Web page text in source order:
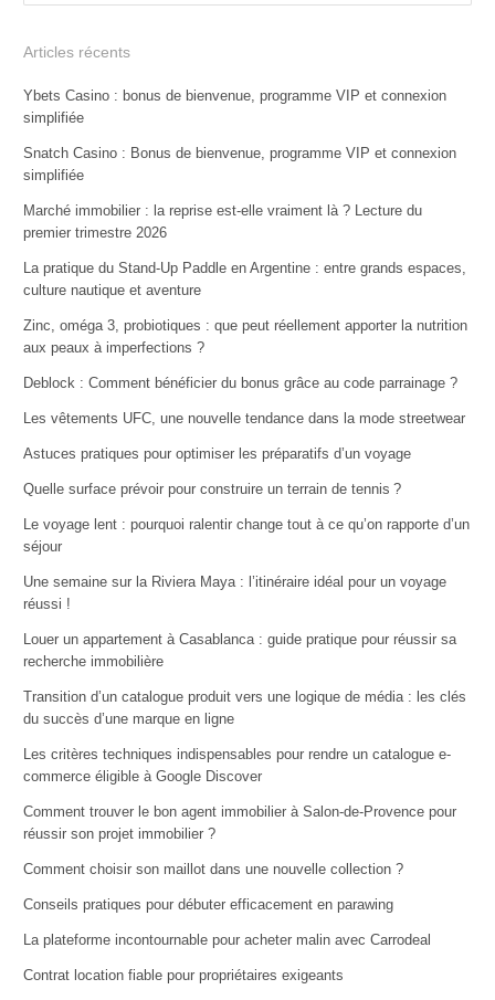
Articles récents
Ybets Casino : bonus de bienvenue, programme VIP et connexion
simplifiée
Snatch Casino : Bonus de bienvenue, programme VIP et connexion
simplifiée
Marché immobilier : la reprise est-elle vraiment là ? Lecture du
premier trimestre 2026
La pratique du Stand-Up Paddle en Argentine : entre grands espaces,
culture nautique et aventure
Zinc, oméga 3, probiotiques : que peut réellement apporter la nutrition
aux peaux à imperfections ?
Deblock : Comment bénéficier du bonus grâce au code parrainage ?
Les vêtements UFC, une nouvelle tendance dans la mode streetwear
Astuces pratiques pour optimiser les préparatifs d’un voyage
Quelle surface prévoir pour construire un terrain de tennis ?
Le voyage lent : pourquoi ralentir change tout à ce qu’on rapporte d’un
séjour
Une semaine sur la Riviera Maya : l’itinéraire idéal pour un voyage
réussi !
Louer un appartement à Casablanca : guide pratique pour réussir sa
recherche immobilière
Transition d’un catalogue produit vers une logique de média : les clés
du succès d’une marque en ligne
Les critères techniques indispensables pour rendre un catalogue e-
commerce éligible à Google Discover
Comment trouver le bon agent immobilier à Salon-de-Provence pour
réussir son projet immobilier ?
Comment choisir son maillot dans une nouvelle collection ?
Conseils pratiques pour débuter efficacement en parawing
La plateforme incontournable pour acheter malin avec Carrodeal
Contrat location fiable pour propriétaires exigeants